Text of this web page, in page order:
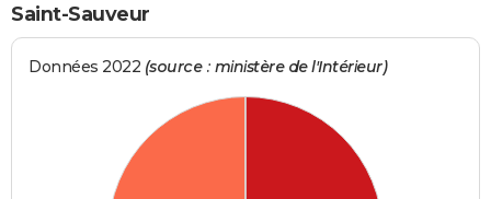
Saint-Sauveur
Données 2022 (source : ministère de l'Intérieur)